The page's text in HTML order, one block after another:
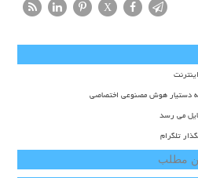
X
دستیار هوش مصنوعی اختصاصی
می رسد
تلگرام
مطلب